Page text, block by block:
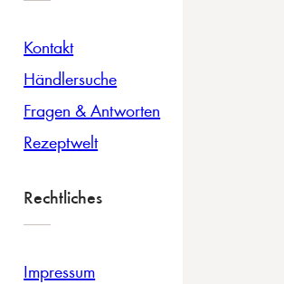
Kontakt
Händlersuche
Fragen & Antworten
Rezeptwelt
Rechtliches
Impressum